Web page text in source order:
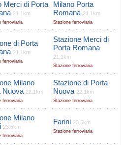
Merci di Porta
21.1km
ferroviaria
Milano Porta
Romana 21.1km
Stazione ferroviaria
di Porta
21.1km
ferroviaria
Stazione Merci di
Porta Romana
21.1km
Stazione ferroviaria
Milano
Nuova 22.1km
ferroviaria
Stazione di Porta
Nuova 22.1km
Stazione ferroviaria
Milano
23.5km
ferroviaria
Farini 23.5km
Stazione ferroviaria